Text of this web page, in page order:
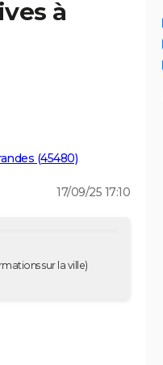
à
(45480)
17/09/25 17:10
sur la ville)